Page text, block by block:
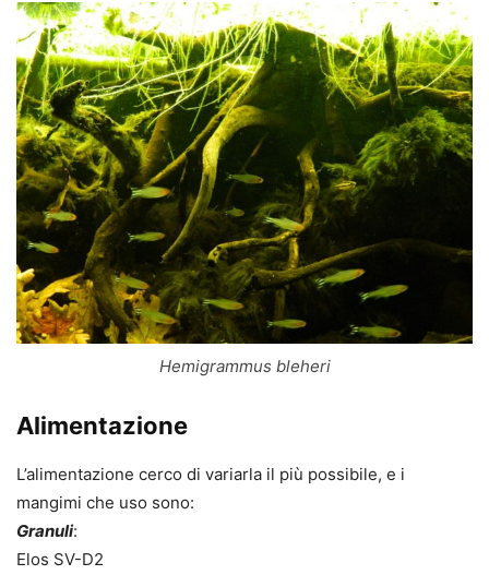
Hemigrammus bleheri
Alimentazione
L’alimentazione cerco di variarla il più possibile, e i
mangimi che uso sono:
Granuli:
Elos SV-D2